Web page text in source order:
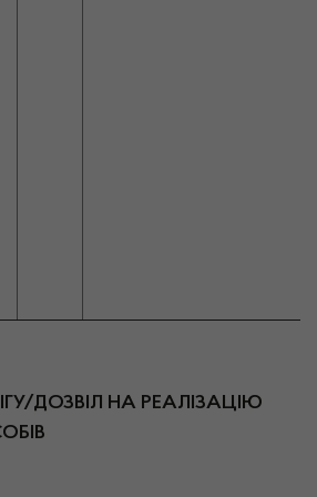
/ДОЗВІЛ НА РЕАЛІЗАЦІЮ